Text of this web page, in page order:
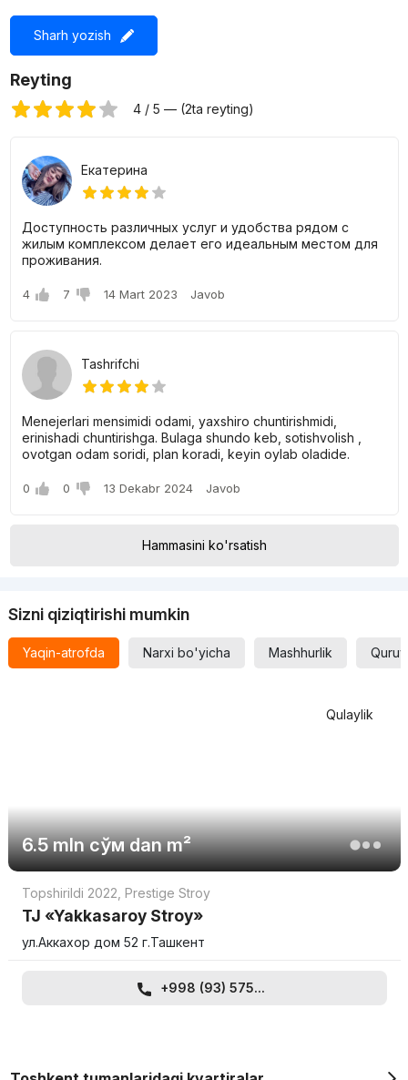
Sharh yozish
Reyting
4 / 5 — (2ta reyting)
Екатерина
Доступность различных услуг и удобства рядом с
жилым комплексом делает его идеальным местом для
проживания.
4 7 14 Mart 2023 Javob
Tashrifchi
Menejerlari mensimidi odami, yaxshiro chuntirishmidi,
erinishadi chuntirishga. Bulaga shundo keb, sotishvolish ,
ovotgan odam soridi, plan koradi, keyin oylab oladide.
0 0 13 Dekabr 2024 Javob
Hammasini ko'rsatish
Sizni qiziqtirishi mumkin
Yaqin-atrofda Narxi bo'yicha Mashhurlik
Qulaylik
6.5 mln сўмdan m²
Topshirildi 2022 Prestige Stroy
TJ «Yakkasaroy Stroy»
ул.Аккахор дом 52 г.Ташкент
+998 (93) 575...